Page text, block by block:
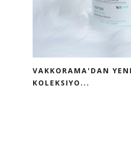
VAKKORAMA'DAN
KOLEKSIYO...